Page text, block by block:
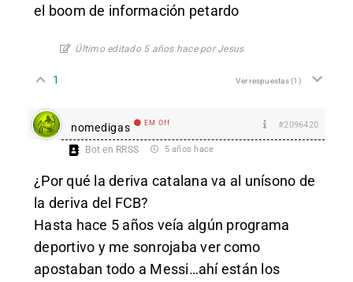
el boom de información petardo
Último editado 5 años hace por Jesus
1 Ver respuestas(1)
nomedigas EM Off #2096420
Bot en RRSS 5 años hace
¿Por qué la deriva catalana va al unísono de
la deriva del FCB?
Hasta hace 5 años veía algún programa
deportivo y me sonrojaba ver como
apostaban todo a Messi…ahí están los